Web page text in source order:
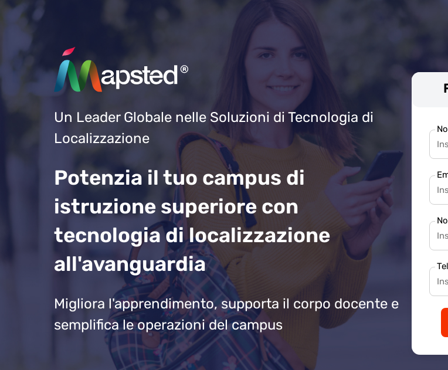
Un Leader Globale nelle Soluzioni di Tecnologia di
Localizzazione
Potenzia il tuo campus di
istruzione superiore con
tecnologia di localizzazione
all'avanguardia
Migliora l'apprendimento, supporta il corpo docente e
semplifica le operazioni del campus